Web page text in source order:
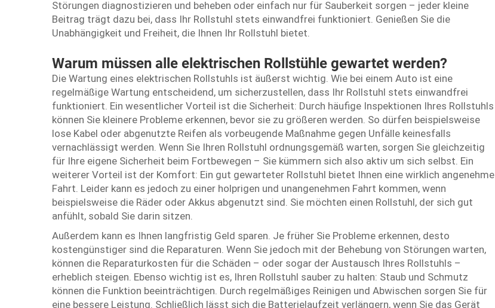
Störungen diagnostizieren und beheben oder einfach nur für Sauberkeit sorgen – jeder kleine
Beitrag trägt dazu bei, dass Ihr Rollstuhl stets einwandfrei funktioniert. Genießen Sie die
Unabhängigkeit und Freiheit, die Ihnen Ihr Rollstuhl bietet.
Warum müssen alle elektrischen Rollstühle gewartet werden?
Die Wartung eines elektrischen Rollstuhls ist äußerst wichtig. Wie bei einem Auto ist eine
regelmäßige Wartung entscheidend, um sicherzustellen, dass Ihr Rollstuhl stets einwandfrei
funktioniert. Ein wesentlicher Vorteil ist die Sicherheit: Durch häufige Inspektionen Ihres Rollstuhls
können Sie kleinere Probleme erkennen, bevor sie zu größeren werden. So dürfen beispielsweise
lose Kabel oder abgenutzte Reifen als vorbeugende Maßnahme gegen Unfälle keinesfalls
vernachlässigt werden. Wenn Sie Ihren Rollstuhl ordnungsgemäß warten, sorgen Sie gleichzeitig
für Ihre eigene Sicherheit beim Fortbewegen – Sie kümmern sich also aktiv um sich selbst. Ein
weiterer Vorteil ist der Komfort: Ein gut gewarteter Rollstuhl bietet Ihnen eine wirklich angenehme
Fahrt. Leider kann es jedoch zu einer holprigen und unangenehmen Fahrt kommen, wenn
beispielsweise die Räder oder Akkus abgenutzt sind. Sie möchten einen Rollstuhl, der sich gut
anfühlt, sobald Sie darin sitzen.
Außerdem kann es Ihnen langfristig Geld sparen. Je früher Sie Probleme erkennen, desto
kostengünstiger sind die Reparaturen. Wenn Sie jedoch mit der Behebung von Störungen warten,
können die Reparaturkosten für die Schäden – oder sogar der Austausch Ihres Rollstuhls –
erheblich steigen. Ebenso wichtig ist es, Ihren Rollstuhl sauber zu halten: Staub und Schmutz
können die Funktion beeinträchtigen. Durch regelmäßiges Reinigen und Abwischen sorgen Sie für
eine bessere Leistung. Schließlich lässt sich die Batterielaufzeit verlängern, wenn Sie das Gerät